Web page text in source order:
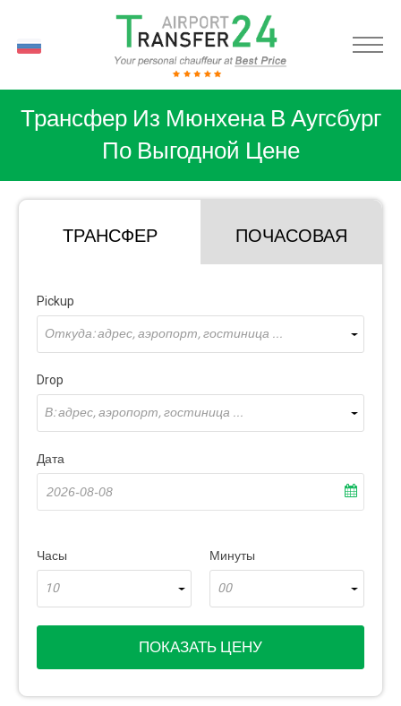
Трансфер Из Мюнхена В Аугсбург
По Выгодной Цене
ТРАНСФЕР ПОЧАСОВАЯ
Pickup
Откуда: адрес, аэропорт, гостиница ...
Drop
В: адрес, аэропорт, гостиница ...
Дата
Часы
10
Минуты
00
ПОКАЗАТЬ ЦЕНУ